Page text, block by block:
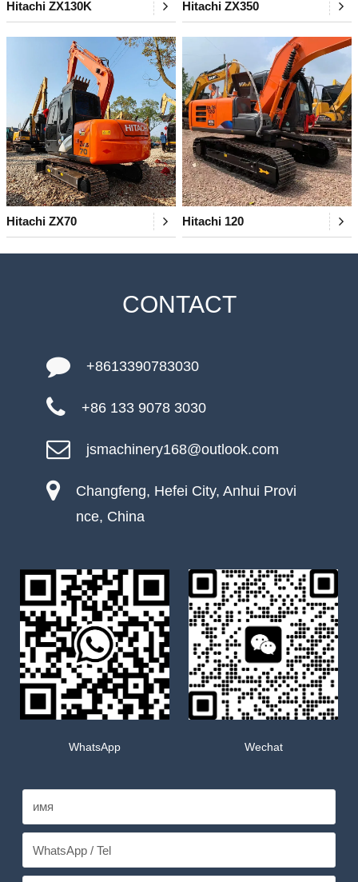
Hitachi ZX130K Hitachi ZX350
Hitachi ZX70 Hitachi 120
CONTACT
+8613390783030
+86 133 9078 3030
jsmachinery168@outlook.com
Changfeng, Hefei City, Anhui Provi
nce, China
WhatsApp Wechat